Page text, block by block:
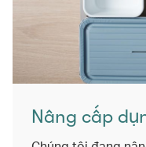
Nâng cấp